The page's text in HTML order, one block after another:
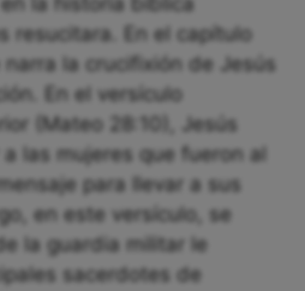
resucitara. En el capítulo
la crucifixión de Jesús
En el versículo
(Mateo 28:10), Jesús
las mujeres que fueron al
para llevar a sus
en este versículo, se
la guardia militar le
sacerdotes de